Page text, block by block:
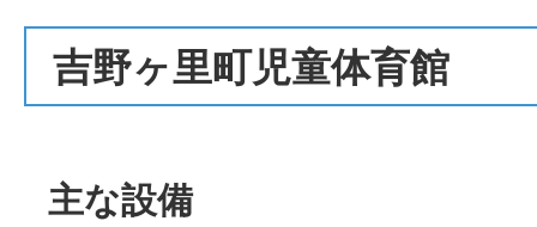
吉野ヶ里町児童体育館
主な設備